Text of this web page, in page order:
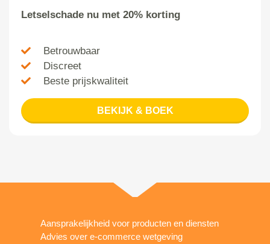
Letselschade nu met 20% korting
Betrouwbaar
Discreet
Beste prijskwaliteit
BEKIJK & BOEK
Aansprakelijkheid voor producten en diensten
Advies over e-commerce wetgeving